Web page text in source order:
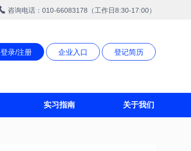
咨询电话：010-66083178（工作日8:30-17:00）
登录/注册 企业入口 登记简历
实习指南 关于我们